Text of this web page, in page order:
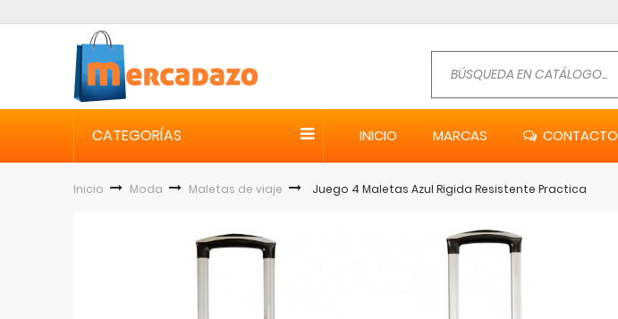
CATEGORÍAS INICIO MARCAS CONTACTO
Inicio Moda Maletas de viaje Juego 4 Maletas Azul Rigida Resistente Practica